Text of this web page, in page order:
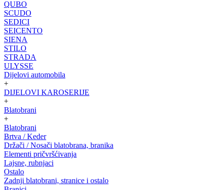
QUBO
SCUDO
SEDICI
SEICENTO
SIENA
STILO
STRADA
ULYSSE
Dijelovi automobila
+
DIJELOVI KAROSERIJE
+
Blatobrani
+
Blatobrani
Brtva / Keder
Držači / Nosači blatobrana, branika
Elementi pričvršćivanja
Lajsne, rubnjaci
Ostalo
Zadnji blatobrani, stranice i ostalo